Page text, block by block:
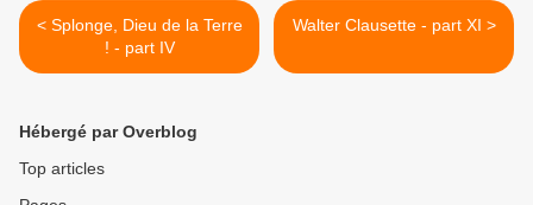
< Splonge, Dieu de la Terre
! - part IV
Walter Clausette - part XI >
Hébergé par Overblog
Top articles